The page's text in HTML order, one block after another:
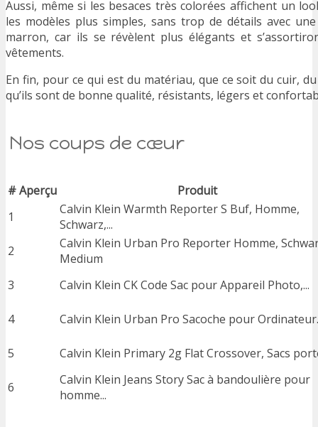
Aussi, même si les besaces très colorées affichent un
les modèles plus simples, sans trop de détails avec
marron, car ils se révèlent plus élégants et
vêtements.
En fin, pour ce qui est du matériau, que ce soit du cuir,
qu’ils sont de bonne qualité, résistants, légers et
Nos coups de cœur
#Aperçu
Produit
1
Calvin Klein Warmth Reporter S Buf, Homme,
Schwarz,...
2
Calvin Klein Urban Pro Reporter Homme,
Medium
3
Calvin Klein CK Code Sac pour Appareil Photo,...
4 Calvin Klein Urban Pro Sacoche pour
5 Calvin Klein Primary 2g Flat Crossover, Sacs
6
Calvin Klein Jeans Story Sac à bandoulière pour
homme...